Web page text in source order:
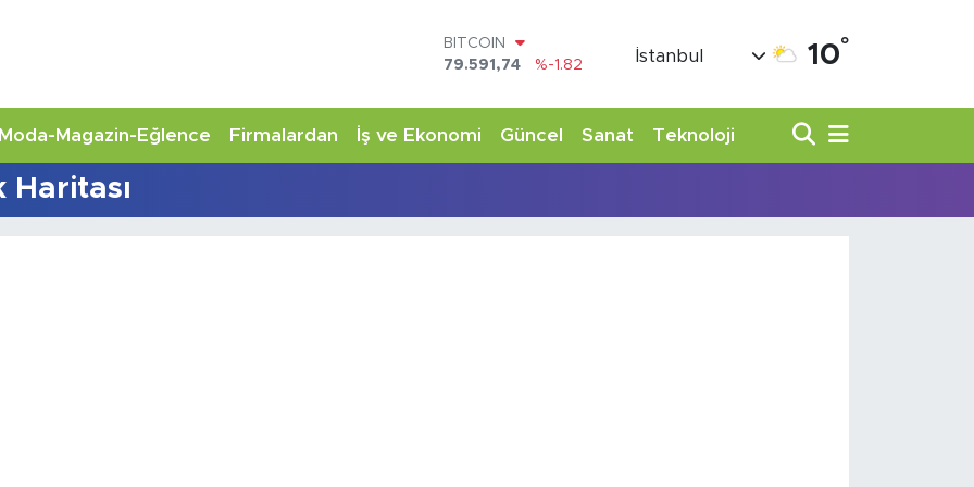
BITCOIN
79.591,74
%-1.82
45,43620
%0.02
EURO
G.ALTIN
İstanbul 10°
Moda-Magazin-Eğlence Firmalardan İş ve Ekonomi Güncel Sanat Teknoloji